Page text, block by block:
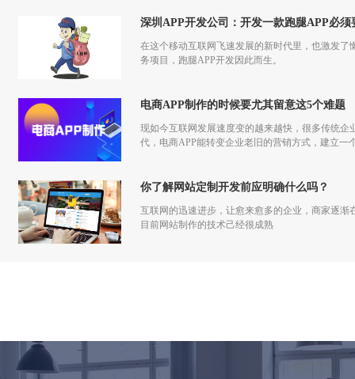
深圳APP开发公司：开发一款跑腿APP必须
在这个移动互联网飞速发展的新时代里，也激发
务项目，跑腿APP开发因此而生。
电商APP制作的时候要尤其留意这5个难题
现如今互联网发展速度变的越来越快，很多传统
代，电商APP能转变企业老旧的营销方式，建立
你了解网站定制开发前应明确什么吗？
互联网的迅速进步，让愈来愈多的企业，商家逐
目前网站制作的技术己经很成熟